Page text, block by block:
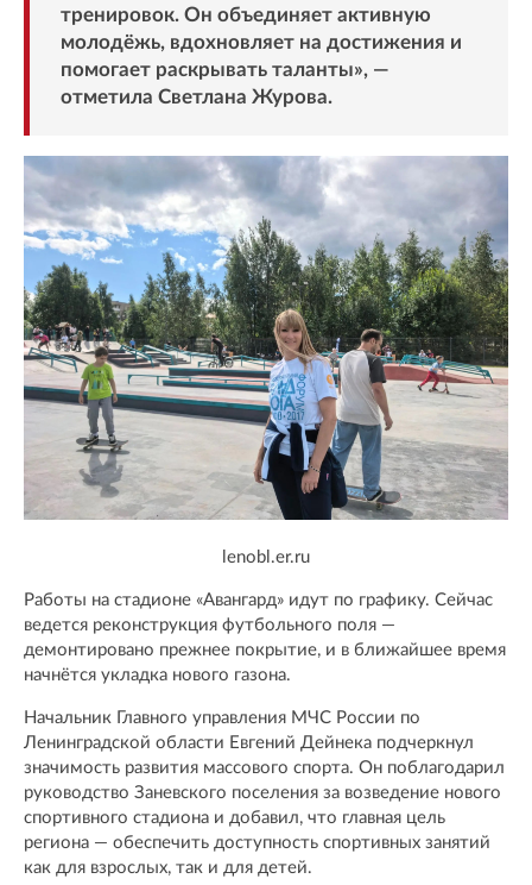
тренировок. Он объединяет активную
молодёжь, вдохновляет на достижения и
помогает раскрывать таланты», —
отметила Светлана Журова.
lenobl.er.ru
Работы на стадионе «Авангард» идут по графику. Сейчас
ведется реконструкция футбольного поля —
демонтировано прежнее покрытие, и в ближайшее время
начнётся укладка нового газона.
Начальник Главного управления МЧС России по
Ленинградской области Евгений Дейнека подчеркнул
значимость развития массового спорта. Он поблагодарил
руководство Заневского поселения за возведение нового
спортивного стадиона и добавил, что главная цель
региона — обеспечить доступность спортивных занятий
как для взрослых, так и для детей.